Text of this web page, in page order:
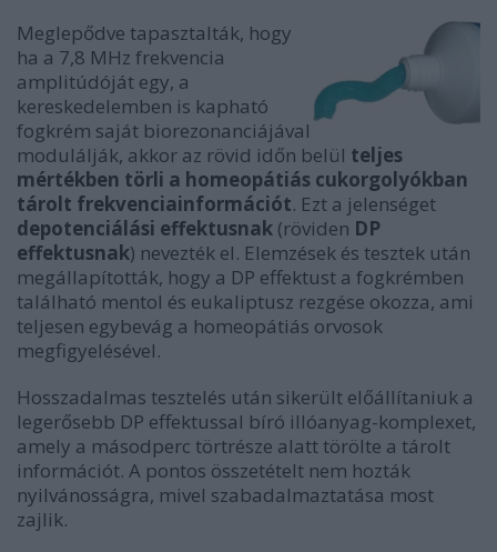
Meglepődve tapasztalták, hogy
ha a 7,8 MHz frekvencia
amplitúdóját egy, a
kereskedelemben is kapható
fogkrém saját biorezonanciájával
modulálják, akkor az rövid időn belül teljes
mértékben törli a homeopátiás cukorgolyókban
tárolt frekvenciainformációt. Ezt a jelenséget
depotenciálási effektusnak (röviden DP
effektusnak) nevezték el. Elemzések és tesztek után
megállapították, hogy a DP effektust a fogkrémben
található mentol és eukaliptusz rezgése okozza, ami
teljesen egybevág a homeopátiás orvosok
megfigyelésével.
Hosszadalmas tesztelés után sikerült előállítaniuk a
legerősebb DP effektussal bíró illóanyag-komplexet,
amely a másodperc törtrésze alatt törölte a tárolt
információt. A pontos összetételt nem hozták
nyilvánosságra, mivel szabadalmaztatása most
zajlik.